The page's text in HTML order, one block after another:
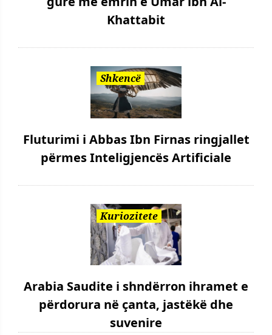
Khattabit
Shkencë
Fluturimi i Abbas Ibn Firnas ringjallet
përmes Inteligjencës Artificiale
Kuriozitete
Arabia Saudite i shndërron ihramet e
përdorura në çanta, jastëkë dhe
suvenire